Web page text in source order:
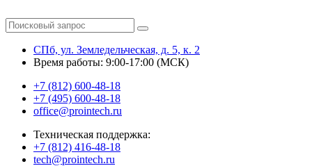
СПб, ул. Земледельческая, д. 5, к. 2
Время работы: 9:00-17:00 (МСК)
+7 (812) 600-48-18
+7 (495) 600-48-18
office@prointech.ru
Техническая поддержка:
+7 (812) 416-48-18
tech@prointech.ru